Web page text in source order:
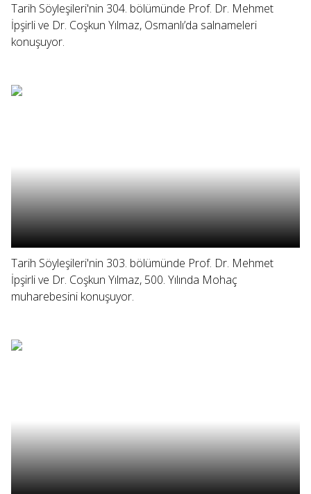
Tarih Söyleşileri'nin 304. bölümünde Prof. Dr. Mehmet
İpşirli ve Dr. Coşkun Yılmaz, Osmanlı’da salnameleri
konuşuyor.
Tarih Söyleşileri'nin 303. bölümünde Prof. Dr. Mehmet
İpşirli ve Dr. Coşkun Yılmaz, 500. Yılında Mohaç
muharebesini konuşuyor.